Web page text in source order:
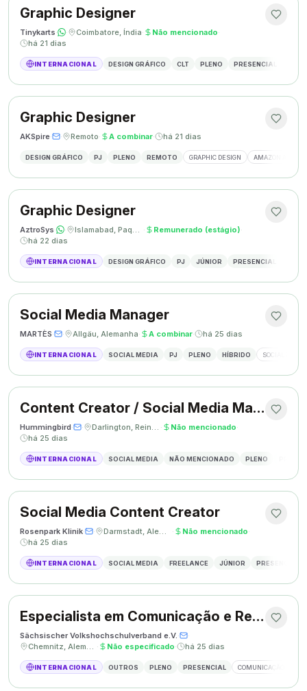
Graphic Designer
Tinykarts· · Coimbatore, Índia· Não mencionado·
há 21 dias
INTERNACIONAL DESIGN GRÁFICO CLT PLENO PRESENCIAL
Graphic Designer
AKSpire· · Remoto· A combinar· há 21 dias
DESIGN GRÁFICO PJ PLENO REMOTO GRAPHIC DESIGN AMAZON A+
Graphic Designer
AztroSys· · Islamabad, Paquistão · Remunerado (estágio)·
há 22 dias
INTERNACIONAL DESIGN GRÁFICO PJ JÚNIOR PRESENCIAL
Social Media Manager
MARTÈS· · Allgäu, Alemanha· A combinar· há 25 dias
INTERNACIONAL SOCIAL MEDIA PJ PLENO HÍBRIDO SOCIAL MEDIA
Content Creator / Social Media Manager
Hummingbird· · Darlington, Reino Unido · Não mencionado·
há 25 dias
INTERNACIONAL SOCIAL MEDIA NÃO MENCIONADO PLENO
Social Media Content Creator
Rosenpark Klinik· · Darmstadt, Alemanha · Não mencionado·
há 25 dias
INTERNACIONAL SOCIAL MEDIA FREELANCE JÚNIOR PRESENCIAL
Especialista em Comunicação e Relações Públicas
Sächsischer Volkshochschulverband e.V.·
·
Chemnitz, Alemanha · Não especificado· há 25 dias
INTERNACIONAL OUTROS PLENO PRESENCIAL COMUNICAÇÃO